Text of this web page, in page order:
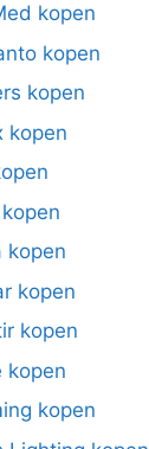
kopen
kopen
kopen
kopen
kopen
kopen
kopen
kopen
kopen